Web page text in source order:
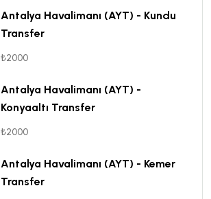
Antalya Havalimanı (AYT) - Kundu
Transfer
₺2000
Antalya Havalimanı (AYT) -
Konyaaltı Transfer
₺2000
Antalya Havalimanı (AYT) - Kemer
Transfer